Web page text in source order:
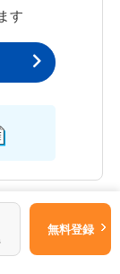
す
無料登録